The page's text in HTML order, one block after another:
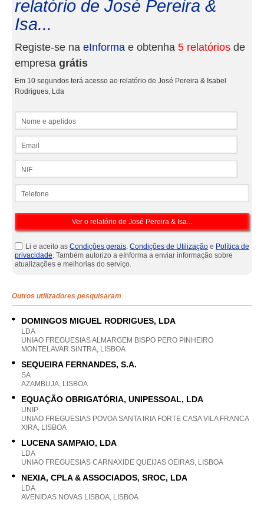
relatório de José Pereira &
Isa...
Registe-se na eInforma e obtenha 5 relatórios de
empresa grátis
Em 10 segundos terá acesso ao relatório de José Pereira & Isabel
Rodrigues, Lda
Li e aceito as Condições gerais, Condições de Utilização e Política de
privacidade. Também autorizo a eInforma a enviar informação sobre
atualizações e melhorias do serviço.
Outros utilizadores pesquisaram
DOMINGOS MIGUEL RODRIGUES, LDA
LDA
UNIAO FREGUESIAS ALMARGEM BISPO PERO PINHEIRO
MONTELAVAR SINTRA, LISBOA
SEQUEIRA FERNANDES, S.A.
SA
AZAMBUJA, LISBOA
EQUAÇÃO OBRIGATÓRIA, UNIPESSOAL, LDA
UNIP
UNIAO FREGUESIAS POVOA SANTA IRIA FORTE CASA VILA FRANCA
XIRA, LISBOA
LUCENA SAMPAIO, LDA
LDA
UNIAO FREGUESIAS CARNAXIDE QUEIJAS OEIRAS, LISBOA
NEXIA, CPLA & ASSOCIADOS, SROC, LDA
LDA
AVENIDAS NOVAS LISBOA, LISBOA